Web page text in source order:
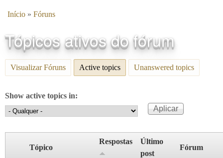
Início » Fóruns
Tópicos ativos do fórum
Visualizar Fóruns Active topics (aba ativa)
Unanswered topics
Show active topics in:
Tópico
Respostas
Último
post
Fórum